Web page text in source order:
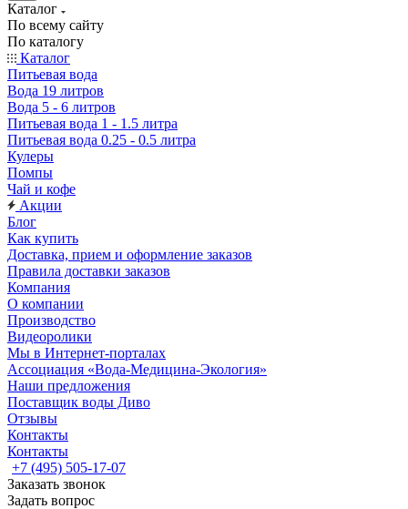
Каталог
По всему сайту
По каталогу
Каталог
Питьевая вода
Вода 19 литров
Вода 5 - 6 литров
Питьевая вода 1 - 1.5 литра
Питьевая вода 0.25 - 0.5 литра
Кулеры
Помпы
Чай и кофе
Акции
Блог
Как купить
Доставка, прием и оформление заказов
Правила доставки заказов
Компания
О компании
Производство
Видеоролики
Мы в Интернет-порталах
Ассоциация «Вода-Медицина-Экология»
Наши предложения
Поставщик воды Диво
Отзывы
Контакты
Контакты
+7 (495) 505-17-07
Заказать звонок
Задать вопрос